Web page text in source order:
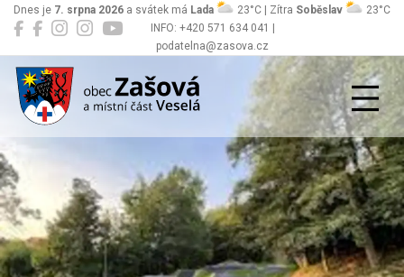
INFO: +420 571 634 041 |
podatelna@zasova.cz
Dnes je 7. srpna 2026 a svátek má Lada 23°C | Zítra Soběslav 23°C
Zašová